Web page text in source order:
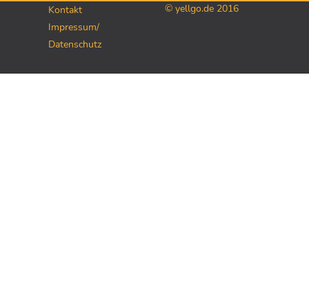
Kontakt
Impressum/
Datenschutz
© yellgo.de 2016